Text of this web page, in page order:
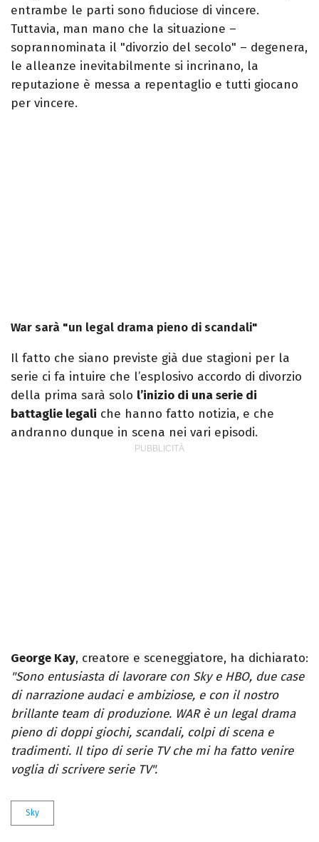
entrambe le parti sono fiduciose di vincere.
Tuttavia, man mano che la situazione –
soprannominata il "divorzio del secolo" – degenera,
le alleanze inevitabilmente si incrinano, la
reputazione è messa a repentaglio e tutti giocano
per vincere.
War sarà "un legal drama pieno di scandali"
Il fatto che siano previste già due stagioni per la
serie ci fa intuire che l’esplosivo accordo di divorzio
della prima sarà solo l’inizio di una serie di
battaglie legali che hanno fatto notizia, e che
andranno dunque in scena nei vari episodi.
George Kay, creatore e sceneggiatore, ha dichiarato:
"Sono entusiasta di lavorare con Sky e HBO, due case
di narrazione audaci e ambiziose, e con il nostro
brillante team di produzione. WAR è un legal drama
pieno di doppi giochi, scandali, colpi di scena e
tradimenti. Il tipo di serie TV che mi ha fatto venire
voglia di scrivere serie TV".
Sky